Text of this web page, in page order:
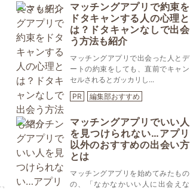
マッチングアプリで約束を
ドタキャンする人の心理と
は？ドタキャンなしで出会
う方法も紹介
マッチングアプリで出会った人とデ
ートの約束をしても、直前でキャン
セルされるとガッカリし...
PR
編集部おすすめ
マッチングアプリでいい人
を見つけられない…アプリ
以外のおすすめの出会い方
とは
マッチングアプリを始めてみたもの
の、「なかなかいい人に出会えな